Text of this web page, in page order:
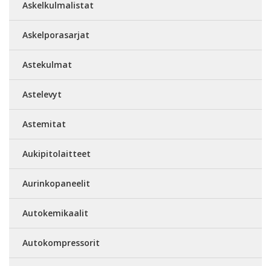
Askelkulmalistat
Askelporasarjat
Astekulmat
Astelevyt
Astemitat
Aukipitolaitteet
Aurinkopaneelit
Autokemikaalit
Autokompressorit